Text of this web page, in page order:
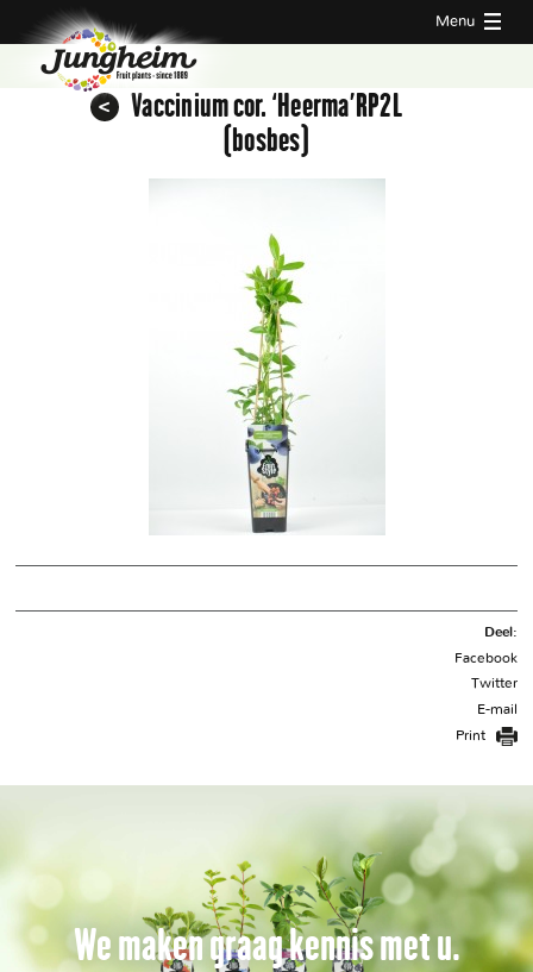
Menu
Vaccinium cor. ‘Heerma’RP2L
(bosbes)
Deel:
Facebook
Twitter
E-mail
Print
We maken graag kennis met u.